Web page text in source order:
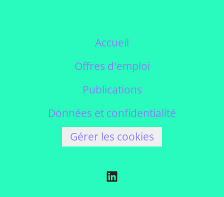
Accueil
Offres d'emploi
Publications
Données et confidentialité
Gérer les cookies